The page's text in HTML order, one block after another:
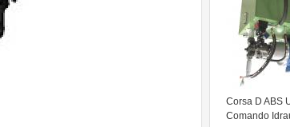
Corsa D ABS
Comando